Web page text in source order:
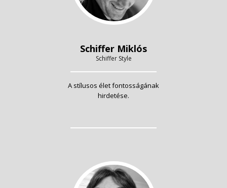
Schiffer Miklós
Schiffer Style
A stílusos élet fontosságának
hirdetése.